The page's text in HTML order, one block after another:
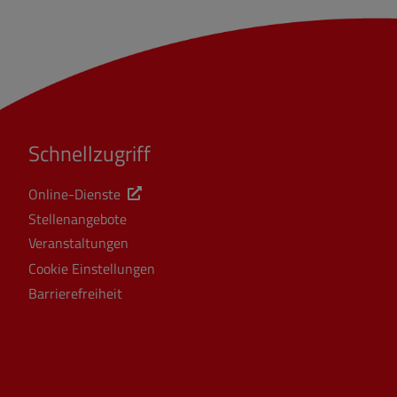
Schnellzugriff
Online-Dienste
Stellenangebote
Veranstaltungen
Cookie Einstellungen
Barrierefreiheit